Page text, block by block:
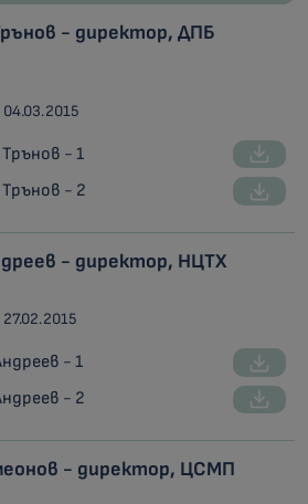
- директор, ДПБ
04.03.2015
- 1
- 2
- директор, НЦТХ
- 1
- 2
- директор, ЦСМП